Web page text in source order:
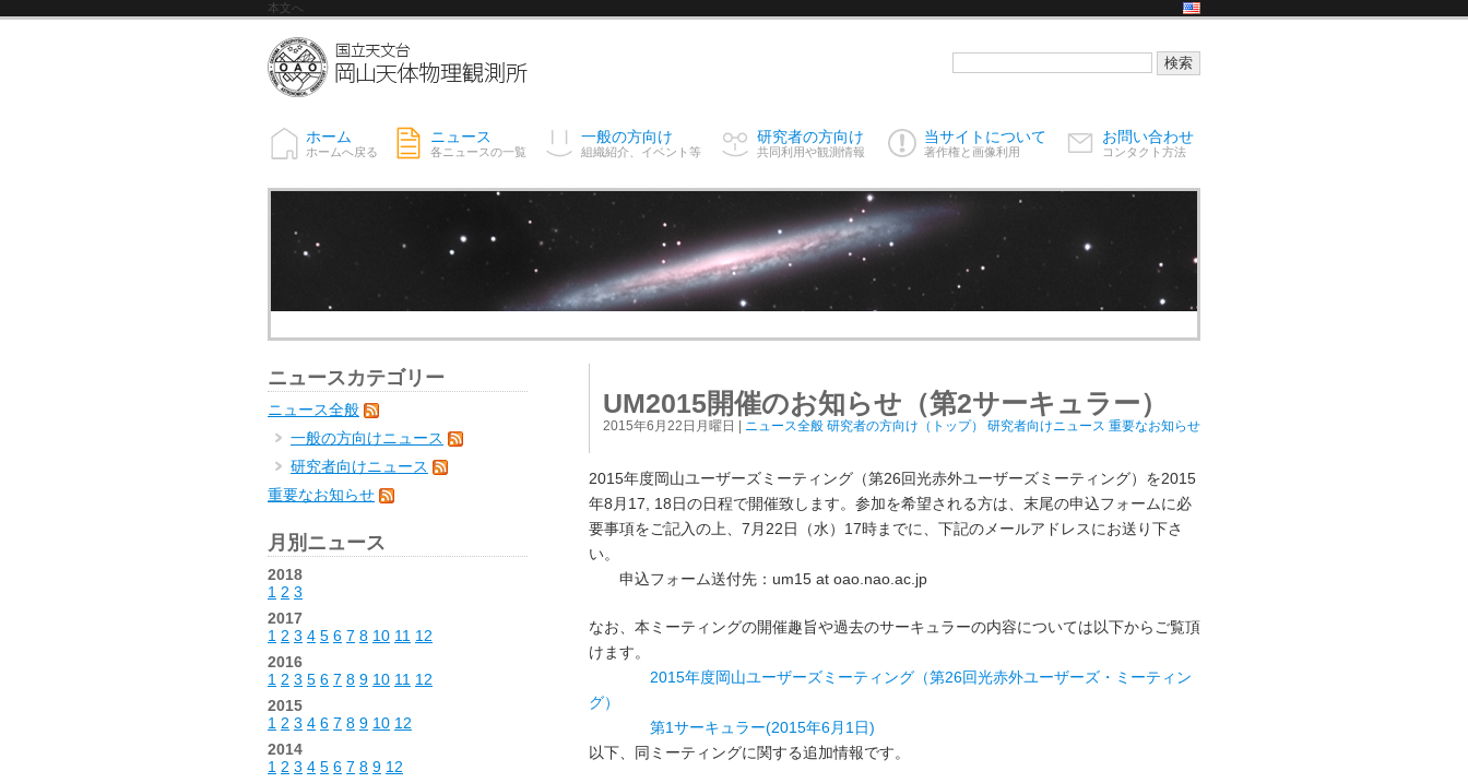
本文へ
ホーム
ホームへ戻る
ニュース
各ニュースの一覧
一般の方向け
組織紹介、イベント等
研究者の方向け
共同利用や観測情報
当サイトについて
著作権と画像利用
お問い合わせ
コンタクト方法
UM2015開催のお知らせ（第2サーキュラー）
2015年6月22日月曜日 | ニュース全般 研究者の方向け（トップ） 研究者向けニュース 重要なお知らせ
2015年度岡山ユーザーズミーティング（第26回光赤外ユーザーズミーティング）を2015
年8月17, 18日の日程で開催致します。参加を希望される方は、末尾の申込フォームに必
要事項をご記入の上、7月22日（水）17時までに、下記のメールアドレスにお送り下さ
い。
申込フォーム送付先：um15 at oao.nao.ac.jp
なお、本ミーティングの開催趣旨や過去のサーキュラーの内容については以下からご覧頂
けます。
2015年度岡山ユーザーズミーティング（第26回光赤外ユーザーズ・ミーティン
グ）
第1サーキュラー(2015年6月1日)
以下、同ミーティングに関する追加情報です。
ニュースカテゴリー
ニュース全般
一般の方向けニュース
研究者向けニュース
重要なお知らせ
月別ニュース
2018
1 2 3
2017
1 2 3 4 5 6 7 8 10 11 12
2016
1 2 3 5 6 7 8 9 10 11 12
2015
1 2 3 4 6 7 8 9 10 12
2014
1 2 3 4 5 6 7 8 9 12